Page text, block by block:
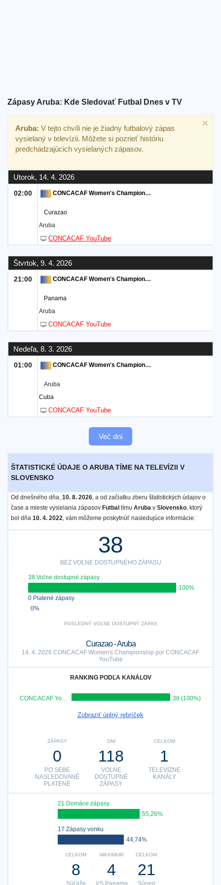
Zápasy Aruba: Kde Sledovať Futbal Dnes v TV
×
Aruba: V tejto chvíli nie je žiadny futbalový zápas
vysielaný v televízii. Môžete si pozrieť históriu
predchádzajúcich vysielaných zápasov.
Utorok, 14. 4. 2026
02:00 CONCACAF Women's Championship
Curazao
Aruba
CONCACAF YouTube
Štvrtok, 9. 4. 2026
21:00 CONCACAF Women's Championship
Panama
Aruba
CONCACAF YouTube
Nedeľa, 8. 3. 2026
01:00 CONCACAF Women's Championship
Aruba
Cuba
CONCACAF YouTube
Več dni
ŠTATISTICKÉ ÚDAJE O ARUBA TÍME NA TELEVÍZII V
SLOVENSKO
Od dnešného dňa, 10. 8. 2026, a od začiatku zberu štatistických údajov o
čase a mieste vysielania zápasov Futbal tímu Aruba v Slovensko, ktorý
bol dňa 10. 4. 2022, vám môžeme poskytnúť nasledujúce informácie:
38
BEZ VOĽNE DOSTUPNÉHO ZÁPASU
38 Voľne dostupné zápasy
100%
0 Platené zápasy
0%
POSLEDNÝ VOĽNE DOSTUPNÝ ZÁPAS
Curazao - Aruba
14. 4. 2026 CONCACAF Women's Championship por CONCACAF
YouTube
RANKING PODĽA KANÁLOV
CONCACAF YouTube 38 (100%)
Zobraziť úplný rebríček
CELKOM
1
TELEVÍZNE
KANÁLY
DNI
118
VOĽNE
DOSTUPNÉ
ZÁPASY
ZÁPASY
0
PO SEBE
NASLEDOVANÉ
PLATENÉ
21 Domáce zápasy
55,26%
17 Zápasy vonku
44,74%
CELKOM
21
Súperi
MAXIMUM
4
VS Panama
CELKOM
8
Súťaže